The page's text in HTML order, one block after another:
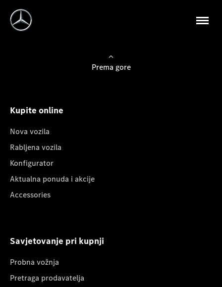
Prema gore
Kupite online
Nova vozila
Rabljena vozila
Konfigurator
Aktualna ponuda i akcije
Accessories
Savjetovanje pri kupnji
Probna vožnja
Pretraga prodavatelja